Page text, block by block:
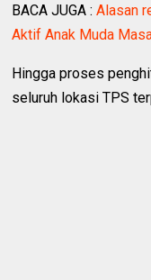
BACA JUGA :Alasan
Aktif Anak Muda
Hingga proses
seluruh lokasi TPS